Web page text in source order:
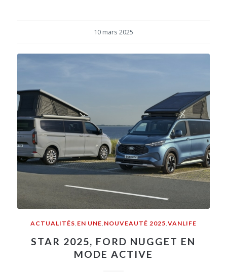
10 mars 2025
ACTUALITÉS, EN UNE, NOUVEAUTÉ 2025,VANLIFE
STAR 2025, FORD NUGGET EN
MODE ACTIVE